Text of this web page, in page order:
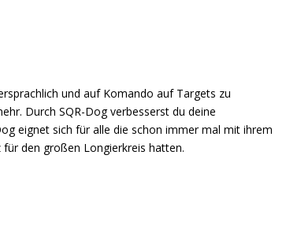
und auf Komando auf Targets zu
Durch SQR-Dog verbesserst du deine
eignet sich für alle die schon immer mal mit ihrem
den großen Longierkreis hatten.